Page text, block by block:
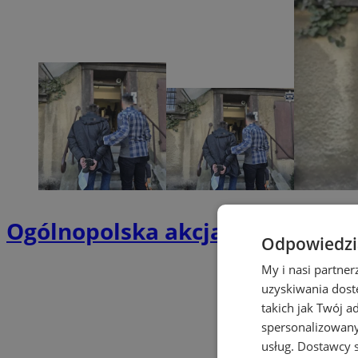
Ogólnopolska akcja
My i nasi
uzyskiwania
takich jak Twój
usług. Dostawcy